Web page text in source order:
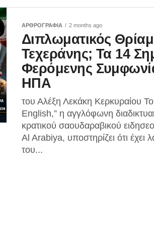
ΑΡΘΡΟΓΡΑΦΙΑ 2 months ago
Διπλωματικός
Τεχεράνης; Τα 14
Φερόμενης
ΗΠΑ
του Αλέξη Λεκάκη Κερκυραίου
English,” η αγγλόφωνη
κρατικού σαουδαραβικού
Al Arabiya, υποστηρίζει ότι έχει
του...